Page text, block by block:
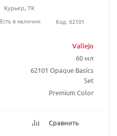
Vallejo
60 мл
62101 Opaque Basics
Set
Premium Color
Сравнить
Курьер, ТК
Есть в наличии
Код: 62101